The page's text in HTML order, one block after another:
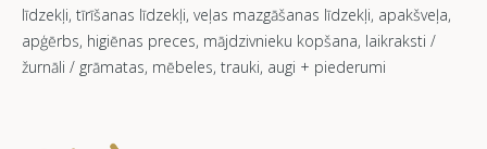
līdzekļi, tīrīšanas līdzekļi, veļas mazgāšanas līdzekļi, apakšveļa,
apģērbs, higiēnas preces, mājdzivnieku kopšana, laikraksti /
žurnāli / grāmatas, mēbeles, trauki, augi + piederumi